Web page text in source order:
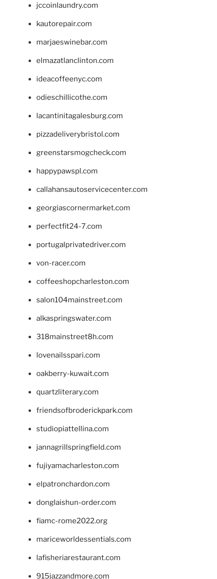
jccoinlaundry.com
kautorepair.com
marjaeswinebar.com
elmazatlanclinton.com
ideacoffeenyc.com
odieschillicothe.com
lacantinitagalesburg.com
pizzadeliverybristol.com
greenstarsmogcheck.com
happypawspl.com
callahansautoservicecenter.com
georgiascornermarket.com
perfectfit24-7.com
portugalprivatedriver.com
von-racer.com
coffeeshopcharleston.com
salon104mainstreet.com
alkaspringswater.com
318mainstreet8h.com
lovenailsspari.com
oakberry-kuwait.com
quartzliterary.com
friendsofbroderickpark.com
studiopiattellina.com
jannagrillspringfield.com
fujiyamacharleston.com
elpatronchardon.com
donglaishun-order.com
fiamc-rome2022.org
mariceworldessentials.com
lafisheriarestaurant.com
915jazzandmore.com